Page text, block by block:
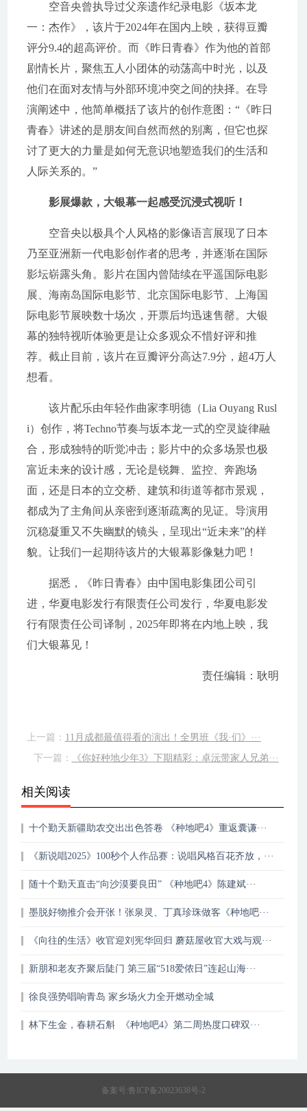
空音央曾执导过父亲遗作纪录电影《坂本龙
一：杰作》，该片于2024年在国内上映，获得豆瓣
评分9.4的超高评价。而《昨日青春》作为他的首部
剧情长片，聚焦五人小团体的动荡高中时光，以及
他们在面对友情与外部环境冲突之间的抉择。在导
演阐述中，他简单概括了该片的创作意图：“《昨日
青春》讲述的是朋友间自然而然的别离，但它也探
讨了更大的力量是如何无意识地塑造我们的生活和
人际关系的。”
影展爆款，大银幕一起感受沉浸式视听！
空音央以极具个人风格的影像语言展现了日本
乃至亚洲新一代电影创作者的思考，并逐渐在国际
影坛崭露头角。影片在国内曾陆续在平遥国际电影
展、海南岛国际电影节、北京国际电影节、上海国
际电影节展映数十场次，开票后均迅速售罄。大银
幕的独特视听体验更是让众多观众不惜好评和推
荐。截止目前，该片在豆瓣评分高达7.9分，超4万人
想看。
该片配乐由年轻作曲家李明德（Lia Ouyang Rusl
i）创作，将Techno节奏与坂本龙一式的空灵旋律融
合，形成独特的听觉冲击；影片中的众多场景也极
富近未来的设计感，无论是锐舞、监控、奔跑场
面，还是日本的立交桥、建筑和街道等都市景观，
都成为了主角间从亲密到逐渐疏离的见证。导演用
沉稳凝重又不失幽默的镜头，呈现出“近未来”的样
貌。让我们一起期待该片的大银幕影像魅力吧！
据悉，《昨日青春》由中国电影集团公司引
进，华夏电影发行有限责任公司发行，华夏电影发
行有限责任公司译制，2025年即将在内地上映，我
们大银幕见！
责任编辑：耿明
上一篇： 11月成都最值得看的演出！全男班《我·们》···
下一篇：
《你好种地少年3》下期精彩：卓沅带家人兄弟···
相关阅读
十个勤天新疆助农交出出色答卷 《种地吧4》重返囊谦···
《新说唱2025》100秒个人作品赛：说唱风格百花齐放，···
随十个勤天直击“向沙漠要良田” 《种地吧4》陈建斌···
墨脱好物推介会开张！张泉灵、丁真珍珠做客《种地吧···
《向往的生活》收官迎刘宪华回归 蘑菇屋收官大戏与观···
新朋和老友齐聚后陡门 第三届“518爱侬日”连起山海···
徐良强势唱响青岛 家乡场火力全开燃动全城
林下生金，春耕石斛 《种地吧4》第二周热度口碑双···
备案号:鲁ICP备20023638号-2